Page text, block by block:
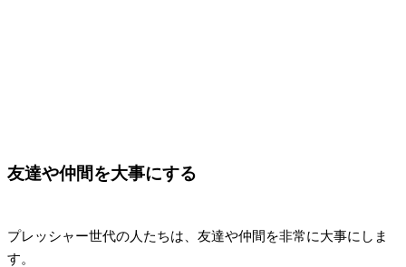
友達や仲間を大事にする
プレッシャー世代の人たちは、友達や仲間を非常に大事にしま
す。